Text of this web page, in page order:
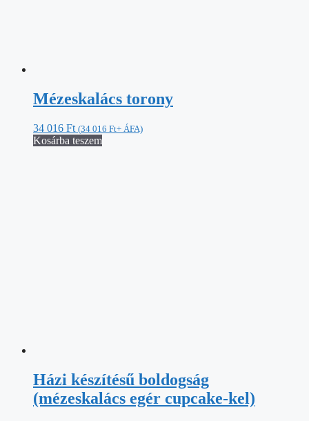
Mézeskalács torony
34 016 Ft (34 016 Ft+ ÁFA)
Kosárba teszem
Házi készítésű boldogság
(mézeskalács egér cupcake-kel)